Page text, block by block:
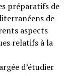
préparatifs de
de
aspects
relatifs à la
d’étudier